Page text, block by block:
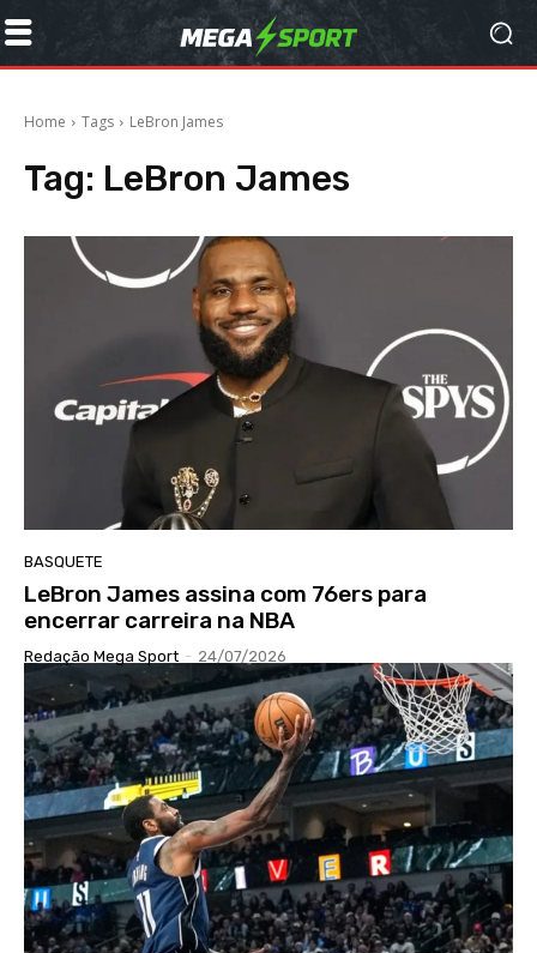
Home Tags LeBron James
Tag: LeBron James
BASQUETE
LeBron James assina com 76ers para
encerrar carreira na NBA
Redação Mega Sport - 24/07/2026